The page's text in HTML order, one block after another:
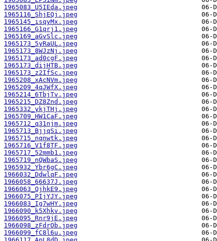
1965083_U5IEda.jpeg
1965116_ShjEQj.jpeg
1965145_isqyMx.jpeg
1965166_G1qrj1.jpeg
1965169_aGvSlc.jpeg
1965173_5yRaUL.jpeg
1965173_8WJzNj.jpeg
1965173_ad0cgF.jpeg
1965173_dijHTB.jpeg
1965173_z2IfSc.jpeg
1965208_xAcNVm.jpeg
1965209_4qJWfX.jpeg
1965214_6TbjTv.jpeg
1965215_DZ8Znd.jpeg
1965332_ykjTHj.jpeg
1965709_HW1CaF.jpeg
1965712_q31njm.jpeg
1965713_BjjqSi.jpeg
1965715_nqnwtk.jpeg
1965716_V1f8TF.jpeg
1965717_52mmb1.jpeg
1965719_nQWbaS.jpeg
1965932_Ybr6gC.jpeg
1966032_DdwlqF.jpeg
1966058_66637J.jpeg
1966063_QjhkE9.jpeg
1966075_PIjYJY.jpeg
1966083_Ig7wHY.jpeg
1966090_k5Xhkv.jpeg
1966095_Rnr9jE.jpeg
1966098_zFdrOb.jpeg
1966099_fC8l6u.jpeg